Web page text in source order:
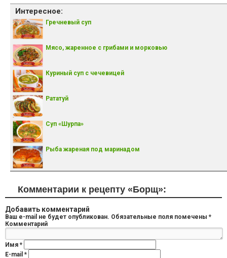
Интересное:
Гречневый суп
Мясо, жаренное с грибами и морковью
Куриный суп с чечевицей
Рататуй
Суп «Шурпа»
Рыба жареная под маринадом
Комментарии к рецепту «Борщ»:
Добавить комментарий
Ваш e-mail не будет опубликован. Обязательные поля помечены *
Комментарий
Имя *
E-mail *